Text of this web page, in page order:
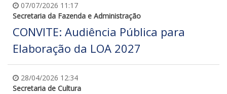
07/07/2026 11:17
Secretaria da Fazenda e Administração
CONVITE: Audiência Pública para
Elaboração da LOA 2027
28/04/2026 12:34
Secretaria de Cultura